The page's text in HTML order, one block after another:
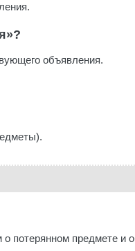
объявления.
потерянном предмете и